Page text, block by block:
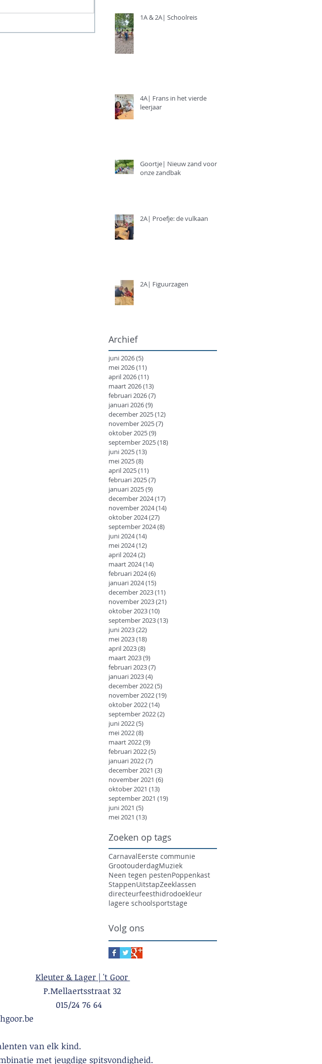
1A & 2A| Schoolreis
4A| Frans in het vierde
leerjaar
Goortje| Nieuw zand voor
onze zandbak
2A| Proefje: de vulkaan
2A| Figuurzagen
Archief
juni 2026(5)
mei 2026(11)
april 2026(11)
maart 2026(13)
februari 2026(7)
januari 2026(9)
december 2025(12)
november 2025(7)
oktober 2025(9)
september 2025(18)
juni 2025(13)
mei 2025(8)
april 2025(11)
februari 2025(7)
januari 2025(9)
december 2024(17)
november 2024(14)
oktober 2024(27)
september 2024(8)
juni 2024(14)
mei 2024(12)
april 2024(2)
maart 2024(14)
februari 2024(6)
januari 2024(15)
december 2023(11)
november 2023(21)
oktober 2023(10)
september 2023(13)
juni 2023(22)
mei 2023(18)
april 2023(8)
maart 2023(9)
februari 2023(7)
januari 2023(4)
december 2022(5)
november 2022(19)
oktober 2022(14)
september 2022(2)
juni 2022(5)
mei 2022(8)
maart 2022(9)
februari 2022(5)
januari 2022(7)
december 2021 (3)
november 2021 (6)
oktober 2021 (13)
september 2021 (19)
juni 2021 (5)
mei 2021 (13)
Zoeken op tags
CarnavalEerste communie
GrootouderdagMuziek
Neen tegen pestenPoppenkast
StappenUitstapZeeklassen
directeurfeesthidrodoekleur
lagere schoolsportstage
Volg ons
Kleuter & Lager | 't Goor
32
24 76 64
van elk kind.
met jeugdige spitsvondigheid.